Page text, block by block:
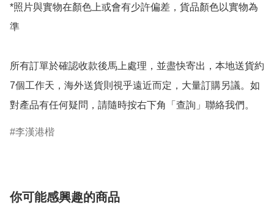
*照片與實物在顏色上或會有少許偏差，貨品顏色以實物為
準
所有訂單於確認收款後馬上處理，並盡快寄出，本地送貨約
7個工作天，海外送貨則視乎遠近而定，大量訂購另議。如
對產品有任何疑問，請隨時按右下角「查詢」聯絡我們。
李漢港楷
你可能感興趣的商品